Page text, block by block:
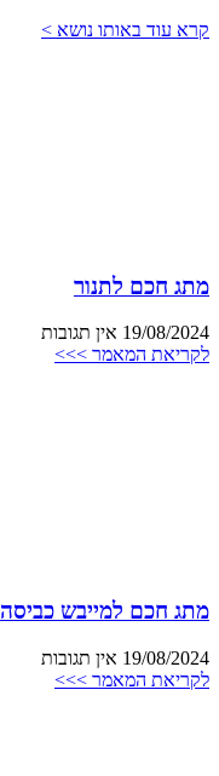
קרא עוד באותו נושא >
מתג חכם לתנור
19/08/2024 אין תגובות
לקריאת המאמר >>>
מתג חכם למייבש כביסה
19/08/2024 אין תגובות
לקריאת המאמר >>>